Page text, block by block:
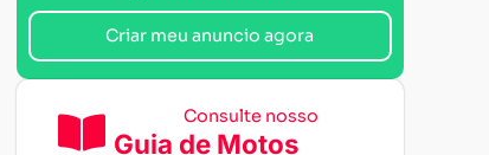
Criar meu anuncio agora
Consulte nosso
Guia de Motos